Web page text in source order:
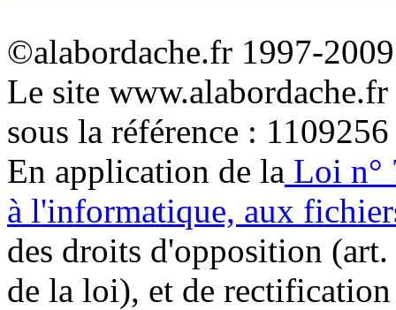
©alabordache.fr 1997-
Le site
sous la référence : 1109256
En application de la Loi n°
à l'informatique, aux
des droits d'opposition
de la loi), et de